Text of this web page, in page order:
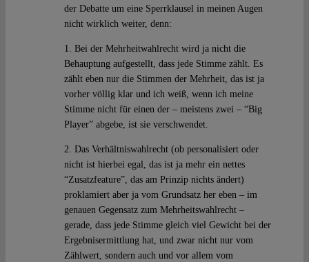
der Debatte um eine Sperrklausel in meinen Augen
nicht wirklich weiter, denn:
1. Bei der Mehrheitwahlrecht wird ja nicht die
Behauptung aufgestellt, dass jede Stimme zählt. Es
zählt eben nur die Stimmen der Mehrheit, das ist ja
vorher völlig klar und ich weiß, wenn ich meine
Stimme nicht für einen der – meistens zwei – “Big
Player” abgebe, ist sie verschwendet.
2. Das Verhältniswahlrecht (ob personalisiert oder
nicht ist hierbei egal, das ist ja mehr ein nettes
“Zusatzfeature”, das am Prinzip nichts ändert)
proklamiert aber ja vom Grundsatz her eben – im
genauen Gegensatz zum Mehrheitswahlrecht –
gerade, dass jede Stimme gleich viel Gewicht bei der
Ergebnisermittlung hat, und zwar nicht nur vom
Zählwert, sondern auch und vor allem vom